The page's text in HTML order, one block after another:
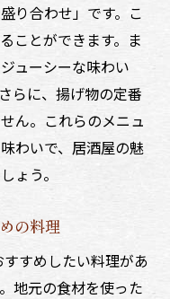
り合わせ」です。こ
ことができます。ま
ューシーな味わい
らに、揚げ物の定番
ん。これらのメニュ
わいで、居酒屋の魅
ょう。
の料理
すめしたい料理があ
地元の食材を使った